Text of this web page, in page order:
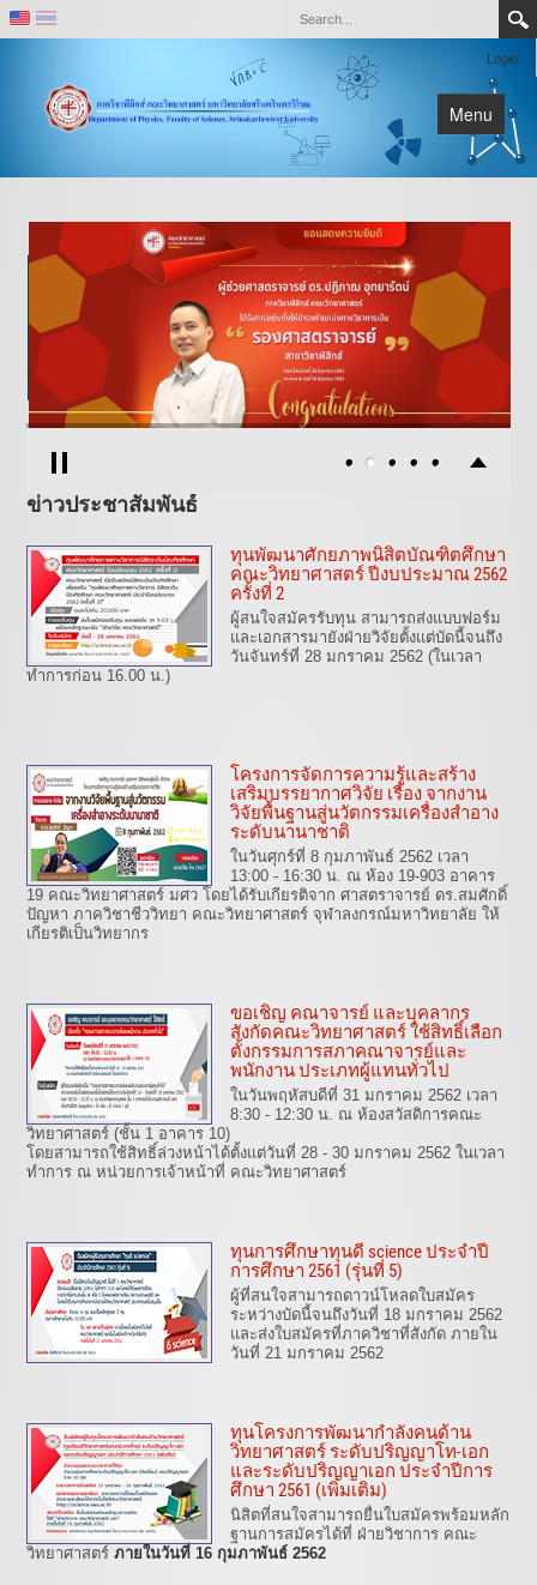
Login
Menu
หน้าหลัก
เกี่ยวกับภาควิชา
ติดต่อ
ห้องปฏิบัติการและหน่วยวิจัย
ข่าวประชาสัมพันธ์
ทุนพัฒนาศักยภาพนิสิตบัณฑิตศึกษา
คณะวิทยาศาสตร์ ปีงบประมาณ 2562
ครั้งที่ 2
ผู้สนใจสมัครรับทุน สามารถส่งแบบฟอร์ม
และเอกสารมายังฝ่ายวิจัยตั้งแต่บัดนี้จนถึง
วันจันทร์ที่ 28 มกราคม 2562 (ในเวลา
ทำการก่อน 16.00 น.)
โครงการจัดการความรู้และสร้าง
เสริมบรรยากาศวิจัย เรื่อง จากงาน
วิจัยพื้นฐานสู่นวัตกรรมเครื่องสำอาง
ระดับนานาชาติ
ในวันศุกร์ที่ 8 กุมภาพันธ์ 2562 เวลา
13:00 - 16:30 น. ณ ห้อง 19-903 อาคาร
19 คณะวิทยาศาสตร์ มศว โดยได้รับเกียรติจาก ศาสตราจารย์ ดร.สมศักดิ์
ปัญหา ภาควิชาชีววิทยา คณะวิทยาศาสตร์ จุฬาลงกรณ์มหาวิทยาลัย ให้
เกียรติเป็นวิทยากร
ขอเชิญ คณาจารย์ และบุคลากร
สังกัดคณะวิทยาศาสตร์ ใช้สิทธิ์เลือก
ตั้งกรรมการสภาคณาจารย์และ
พนักงาน ประเภทผู้แทนทั่วไป
ในวันพฤหัสบดีที่ 31 มกราคม 2562 เวลา
8:30 - 12:30 น. ณ ห้องสวัสดิการคณะ
วิทยาศาสตร์ (ชั้น 1 อาคาร 10)
โดยสามารถใช้สิทธิ์ล่วงหน้าได้ตั้งแต่วันที่ 28 - 30 มกราคม 2562 ในเวลา
ทำการ ณ หน่วยการเจ้าหน้าที่ คณะวิทยาศาสตร์
ทุนการศึกษาทุนดี science ประจำปี
การศึกษา 2561 (รุ่นที่ 5)
ผู้ที่สนใจสามารถดาวน์โหลดใบสมัคร
ระหว่างบัดนี้จนถึงวันที่ 18 มกราคม 2562
และส่งใบสมัครที่ภาควิชาที่สังกัด ภายใน
วันที่ 21 มกราคม 2562
ทุนโครงการพัฒนากำลังคนด้าน
วิทยาศาสตร์ ระดับปริญญาโท-เอก
และระดับปริญญาเอก ประจำปีการ
ศึกษา 2561 (เพิ่มเติม)
นิสิตที่สนใจสามารถยื่นใบสมัครพร้อมหลัก
ฐานการสมัครได้ที่ ฝ่ายวิชาการ คณะ
วิทยาศาสตร์ภายในวันที่ 16 กุมภาพันธ์ 2562